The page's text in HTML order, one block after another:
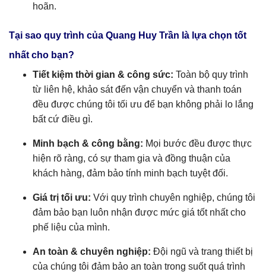
hoãn.
Tại sao quy trình của Quang Huy Trần là lựa chọn tốt
nhất cho bạn?
Tiết kiệm thời gian & công sức: Toàn bộ quy trình
từ liên hệ, khảo sát đến vận chuyển và thanh toán
đều được chúng tôi tối ưu để bạn không phải lo lắng
bất cứ điều gì.
Minh bạch & công bằng: Mọi bước đều được thực
hiện rõ ràng, có sự tham gia và đồng thuận của
khách hàng, đảm bảo tính minh bạch tuyệt đối.
Giá trị tối ưu: Với quy trình chuyên nghiệp, chúng tôi
đảm bảo bạn luôn nhận được mức giá tốt nhất cho
phế liệu của mình.
An toàn & chuyên nghiệp: Đội ngũ và trang thiết bị
của chúng tôi đảm bảo an toàn trong suốt quá trình